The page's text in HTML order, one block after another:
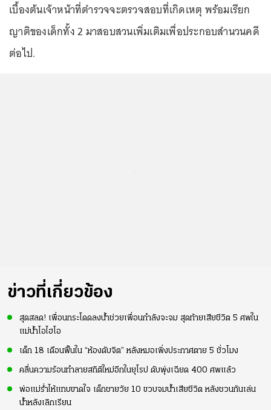
เบื้องต้นเจ้าหน้าที่ตำรวจจะตรวจสอบที่เกิดเหตุ พร้อมเรียก
ญาติของเด็กทั้ง 2 มาสอบสวนเพิ่มเติมเพื่อประกอบสำนวนคดี
ต่อไป.
ข่าวที่เกี่ยวข้อง
สุดสลด! เพื่อนกระโดดลงน้ำช่วยเพื่อนกำลังจะจม สุดท้ายเสียชีวิต 5 ศพใน
แม่น้ำโอไฮโอ
เด็ก 18 เดือนฟื้นใน “ห้องดับจิต” หลังหมอเพิ่งประกาศตาย 5 ชั่วโมง
คลื่นความร้อนทำลายสถิติใหม่อีกในยุโรป ดับพุ่งเฉียด 400 ศพแล้ว
พ่อแม่ร่ำไห้แทบขาดใจ เด็กชายวัย 10 ขวบจมน้ำเสียชีวิต หลังชวนกันเล่น
น้ำหลังเลิกเรียน